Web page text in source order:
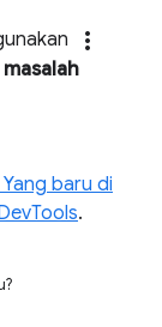
more_vert
baru di
.